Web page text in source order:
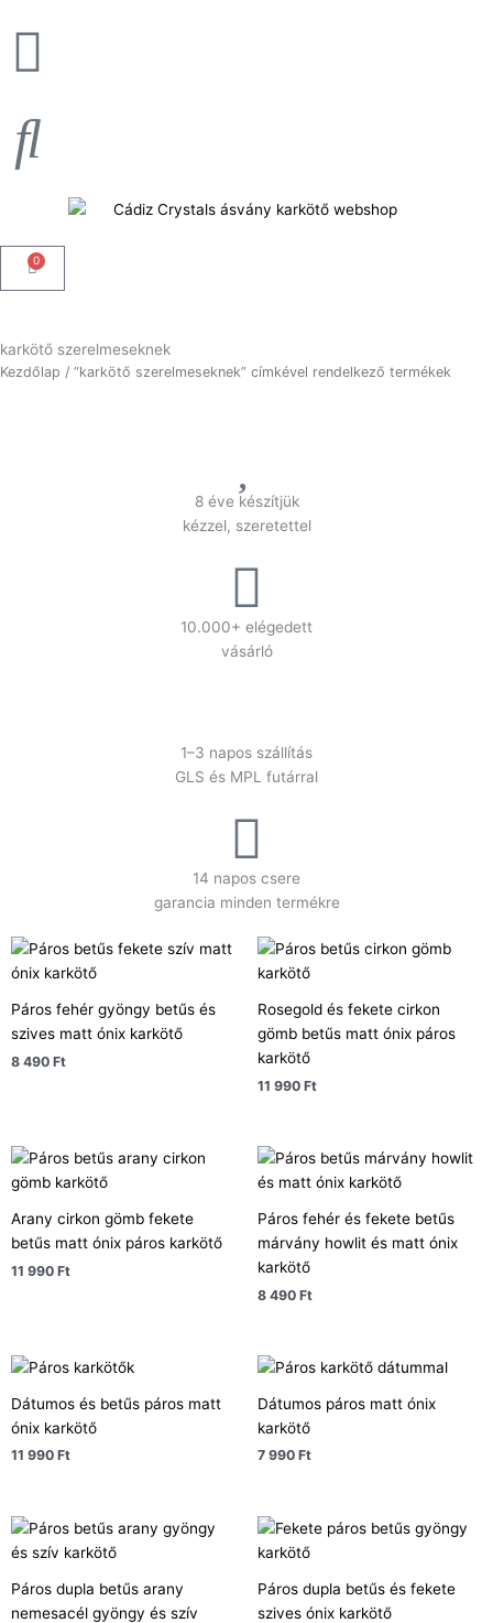
0
Kosár
karkötő szerelmeseknek
Kezdőlap / “karkötő szerelmeseknek” címkével rendelkező termékek
8 éve készítjük
kézzel, szeretettel
10.000+ elégedett
vásárló
1–3 napos szállítás
GLS és MPL futárral
14 napos csere
garancia minden termékre
Páros fehér gyöngy betűs és
szives matt ónix karkötő
8 490 Ft
Rosegold és fekete cirkon
gömb betűs matt ónix páros
karkötő
11 990 Ft
Arany cirkon gömb fekete
betűs matt ónix páros karkötő
11 990 Ft
Páros fehér és fekete betűs
márvány howlit és matt ónix
karkötő
8 490 Ft
Dátumos és betűs páros matt
ónix karkötő
11 990 Ft
Dátumos páros matt ónix
karkötő
7 990 Ft
Páros dupla betűs arany
nemesacél gyöngy és szív
Páros dupla betűs és fekete
szives ónix karkötő